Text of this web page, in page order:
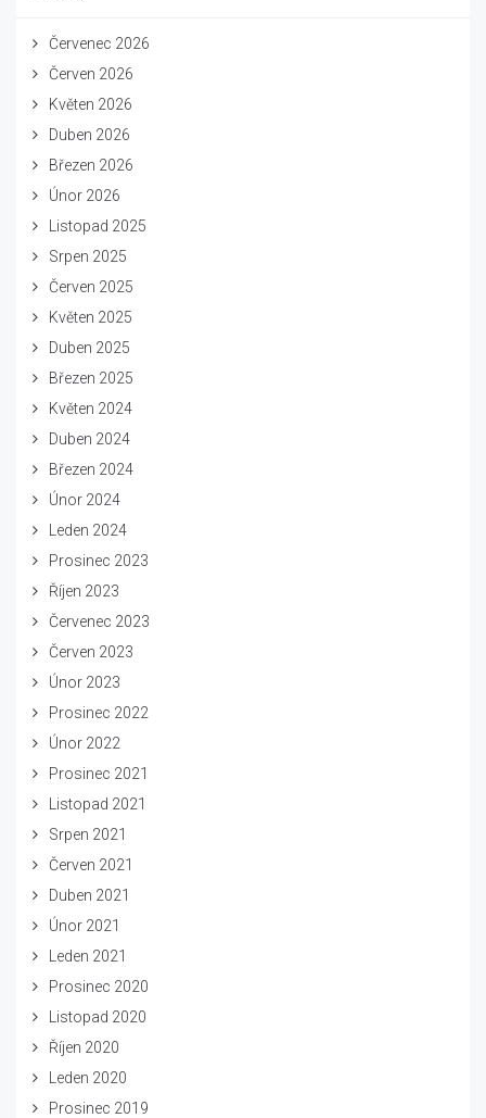
Červenec 2026
Červen 2026
Květen 2026
Duben 2026
Březen 2026
Únor 2026
Listopad 2025
Srpen 2025
Červen 2025
Květen 2025
Duben 2025
Březen 2025
Květen 2024
Duben 2024
Březen 2024
Únor 2024
Leden 2024
Prosinec 2023
Říjen 2023
Červenec 2023
Červen 2023
Únor 2023
Prosinec 2022
Únor 2022
Prosinec 2021
Listopad 2021
Srpen 2021
Červen 2021
Duben 2021
Únor 2021
Leden 2021
Prosinec 2020
Listopad 2020
Říjen 2020
Leden 2020
Prosinec 2019